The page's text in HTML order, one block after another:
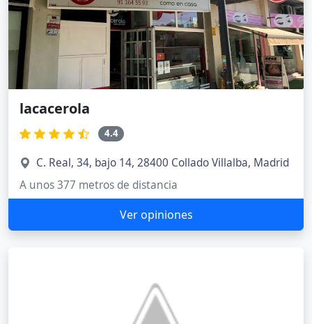
lacacerola
4.4
C. Real, 34, bajo 14, 28400 Collado Villalba, Madrid
A unos 377 metros de distancia
Ver opiniones